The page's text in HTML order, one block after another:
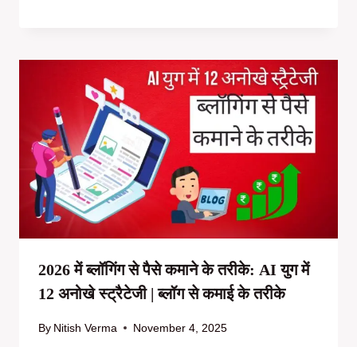
2026 में ब्लॉगिंग से पैसे कमाने के तरीके: AI युग में
12 अनोखे स्ट्रैटेजी | ब्लॉग से कमाई के तरीके
By Nitish Verma November 4, 2025